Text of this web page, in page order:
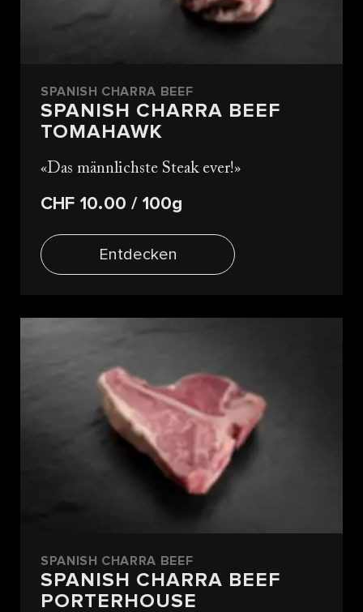
SPANISH CHARRA BEEF
SPANISH CHARRA BEEF
TOMAHAWK
Das männlichste Steak ever!
CHF 10.00/ 100g
Entdecken
SPANISH CHARRA BEEF
SPANISH CHARRA BEEF
PORTERHOUSE